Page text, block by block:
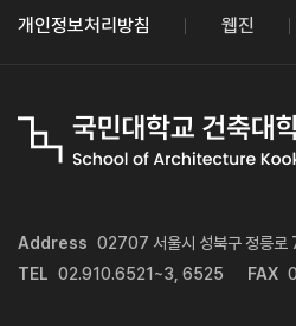
개인정보처리방침 웹진
Address 02707 서울시 성북구 정릉로
TEL 02.910.6521~3, 6525 FAX